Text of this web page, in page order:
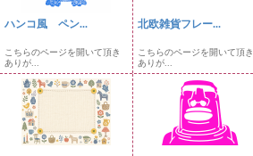
ハンコ風 ペン...
こちらのページを開いて頂き
ありが...
北欧雑貨フレー...
こちらのページを開いて頂き
ありが...